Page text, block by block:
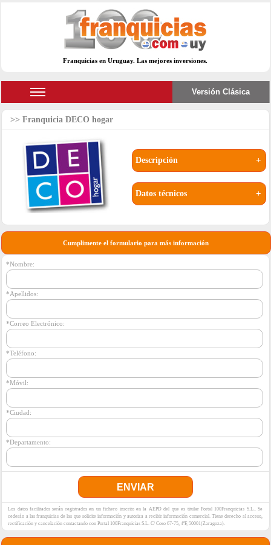
Franquicias en Uruguay. Las mejores inversiones.
Versión Clásica
Franquicia DECO hogar
Descripción +
Datos técnicos +
Cumplimente el formulario para más información
*Nombre:
*Apellidos:
*Correo Electrónico:
*Teléfono:
*Móvil:
*Ciudad:
*Departamento:
Los datos facilitados serán registrados en un fichero inscrito en la AEPD del que es titular Portal 100Franquicias S.L.. Se
cederán a las franquicias de las que solicite información y autoriza a recibir información comercial. Tiene derecho al acceso,
rectificación y cancelación contactando con Portal 100Franquicias S.L. C/ Coso 67-75, 4ºF, 50001(Zaragoza).